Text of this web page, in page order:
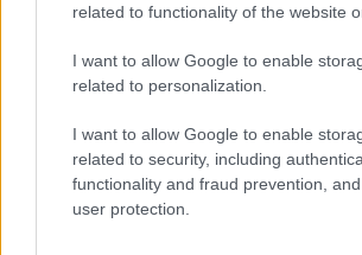
related to functionality of the website
I want to allow Google to enable
related to personalization.
I want to allow Google to enable
related to security, including
functionality and fraud prevention,
user protection.
Több mint tízezren